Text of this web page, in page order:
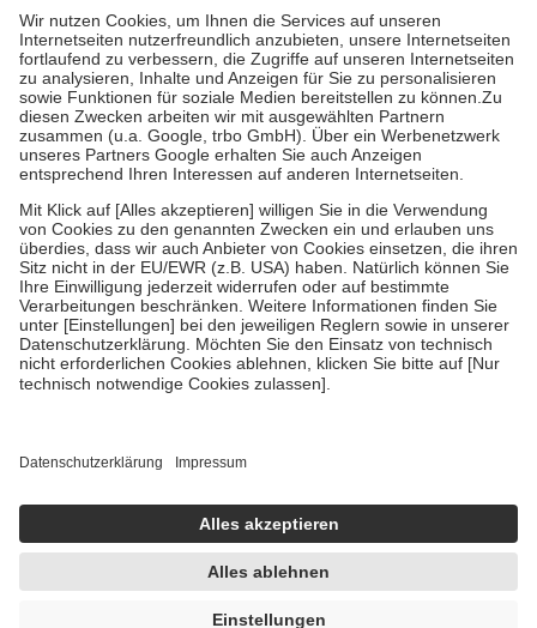
höchstens zehn Euro.
Es sind jedoch nie mehr als die tatsächlichen
Kosten der Leistung zu entrichten.
Diese Regeln gelten grundsätzlich auch für Online-Apotheken.
Bei Heilmitteln und häuslicher Krankenpflege beträgt die
Zuzahlung zehn Prozent der Kosten sowie zehn Euro je
Verordnung.
Um das Engagement der Versicherten für ihre eigene Gesundheit zu
stärken und die besondere Stellung der Familie zu unterstützen,
fallenkeine Zuzahlungenan bei:
• Kindern und Jugendlichen bis zum vollendeten 18. Lebensjahr
mit Ausnahme der Fahrkosten
• Untersuchungen zur Vorsorge und Früherkennung, die von der
GKV getragen werden
• empfohlenen Schutzimpfungen
• Harn- und Blutteststreifen
getroffen, um sicherzustellen, dass es sich um echte Bewertungen
https://help.etrusted.com/hc/de/articles/4419944605341
Einige Bilder und Inhalte wurden unter Zuhilfenahme künstlicher